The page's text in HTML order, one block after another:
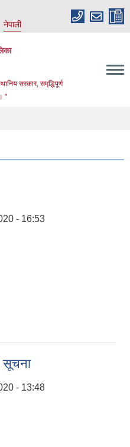
नेपाली
सरकार, समृद्धिपूर्ण
"
- 16:53
सूचना
- 13:48